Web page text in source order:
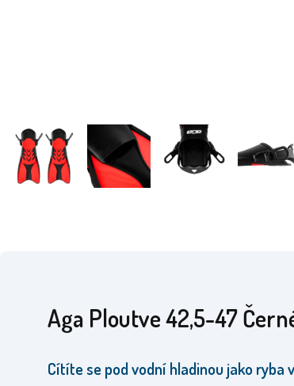
Aga Ploutve 42,5-47
Cítíte se pod vodní hladinou jako ryba